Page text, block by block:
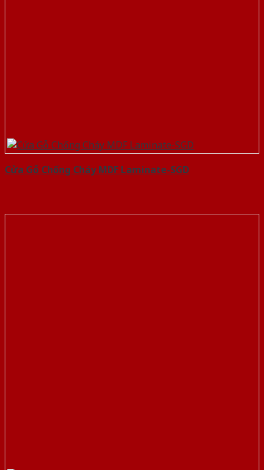
Cửa Gỗ Chống Cháy MDF Laminate-SGD